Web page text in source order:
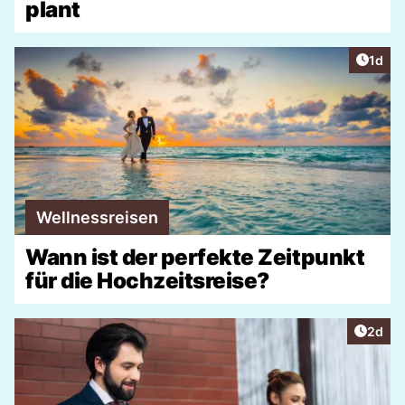
plant
1d
Wellnessreisen
Wann ist der perfekte Zeitpunkt
für die Hochzeitsreise?
2d